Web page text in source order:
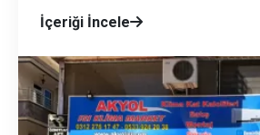
İçeriği İncele